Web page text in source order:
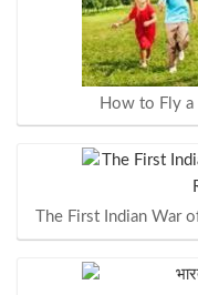
How to Fly a
The First Indian War